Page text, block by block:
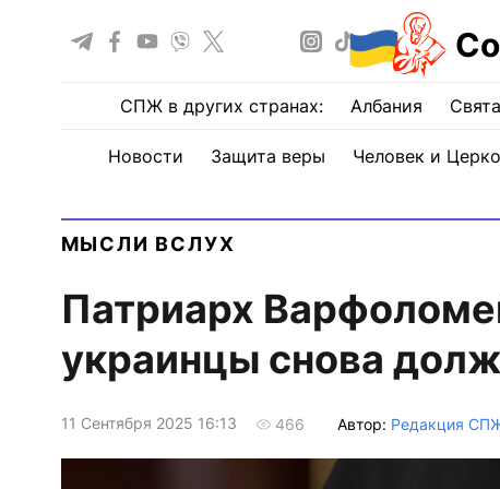
СПЖ в других странах: Албания
Новости Защита веры Человек и
МЫСЛИ ВСЛУХ
Патриарх
украинцы снова
11 Сентября 2025 16:13 466 Автор: Редакция